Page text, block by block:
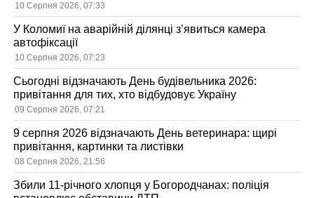
10 Серпня 2026, 07:33
У Коломиї на аварійній ділянці з’явиться камера
автофіксації
10 Серпня 2026, 07:23
Сьогодні відзначають День будівельника 2026:
привітання для тих, хто відбудовує Україну
09 Серпня 2026, 07:21
9 серпня 2026 відзначають День ветеринара: щирі
привітання, картинки та листівки
08 Серпня 2026, 21:56
Збили 11-річного хлопця у Богородчанах: поліція